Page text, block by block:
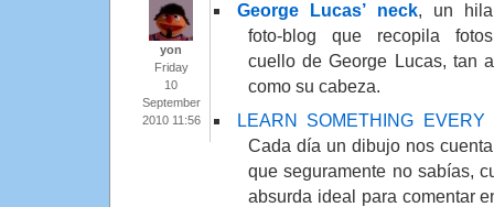
yon
Friday
10
September
2010 11:56
George Lucas’ neck, un
foto-blog que recopila
cuello de George Lucas, tan
como su cabeza.
LEARN SOMETHING EVERY
Cada día un dibujo nos
que seguramente no sabías,
absurda ideal para comentar